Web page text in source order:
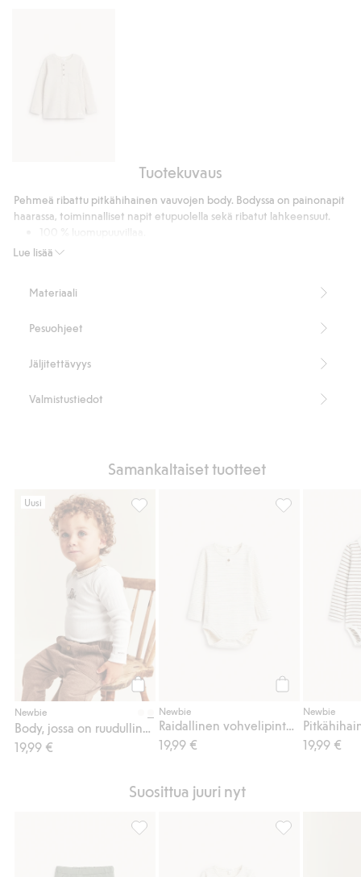
Tuotekuvaus
Lue lisää
Pehmeä ribattu pitkähihainen vauvojen body. Bodyssa on painonapit
haarassa, toiminnalliset napit etupuolella sekä ribatut lahkeensuut.
Tuotenumero
Materiaali
Pesuohjeet
Jäljitettävyys
Valmistustiedot
Samankaltaiset tuotteet
Uusi
Osta
Newbie
19,99 €
Newbie
19,99 €
Newbie
19,99 €
Suosittua juuri nyt